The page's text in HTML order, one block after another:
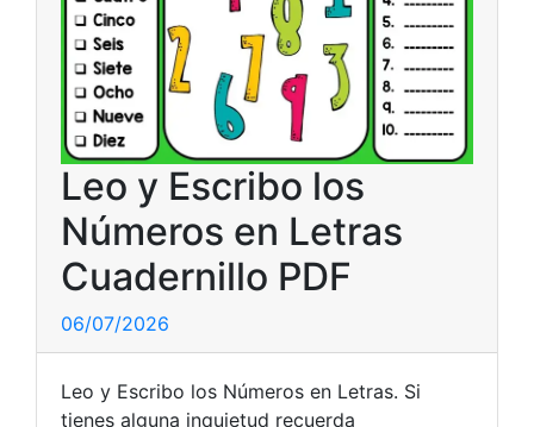
Leo y Escribo los
Números en Letras
Cuadernillo PDF
06/07/2026
Leo y Escribo los Números en Letras. Si
tienes alguna inquietud recuerda